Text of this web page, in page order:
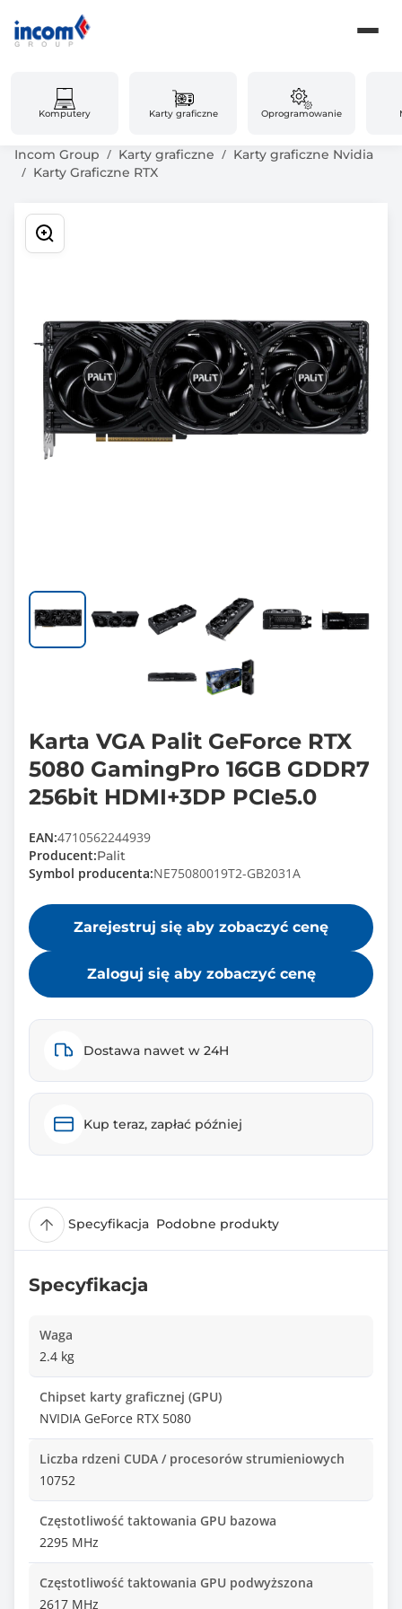
Komputery Karty graficzne Oprogramowanie
Incom Group Karty graficzne
Karty graficzne Nvidia
Karty Graficzne RTX
Karta VGA Palit GeForce RTX
5080 GamingPro 16GB GDDR7
256bit HDMI+3DP PCIe5.0
EAN:4710562244939
Producent:Palit
Symbol producenta:NE75080019T2-GB2031A
Zarejestruj się aby zobaczyć cenę
Zaloguj się aby zobaczyć cenę
Dostawa nawet w 24H
Kup teraz, zapłać później
Specyfikacja Podobne produkty
Specyfikacja
Waga
2.4 kg
Chipset karty graficznej (GPU)
NVIDIA GeForce RTX 5080
Liczba rdzeni CUDA / procesorów strumieniowych
10752
Częstotliwość taktowania GPU bazowa
2295 MHz
Częstotliwość taktowania GPU podwyższona
2617 MHz